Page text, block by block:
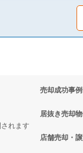
れます
売却成功事
居抜き売却
店舗売却・